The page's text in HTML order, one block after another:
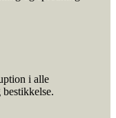
i alle
bestikkelse.